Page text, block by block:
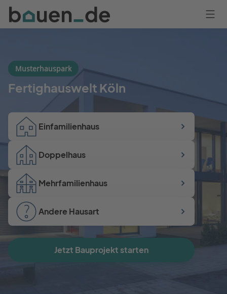
Bauen
Logo
Musterhauspark
Fertighauswelt Köln
Einfamilienhaus
Doppelhaus
Mehrfamilienhaus
Andere Hausart
Jetzt Bauprojekt starten